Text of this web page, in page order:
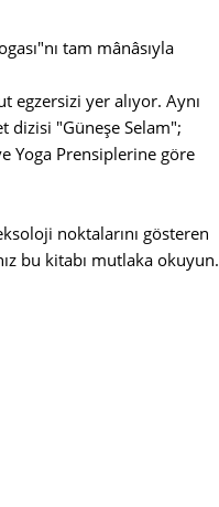
tam mânâsıyla
egzersizi yer alıyor. Aynı
dizisi "Güneşe Selam";
Yoga Prensiplerine göre
noktalarını gösteren
bu kitabı mutlaka okuyun.